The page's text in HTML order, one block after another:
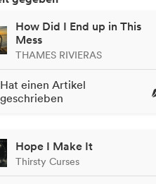
How Did I End up in This
Mess
THAMES RIVIERAS
Hat einen Artikel
geschrieben
Hope I Make It
Thirsty Curses